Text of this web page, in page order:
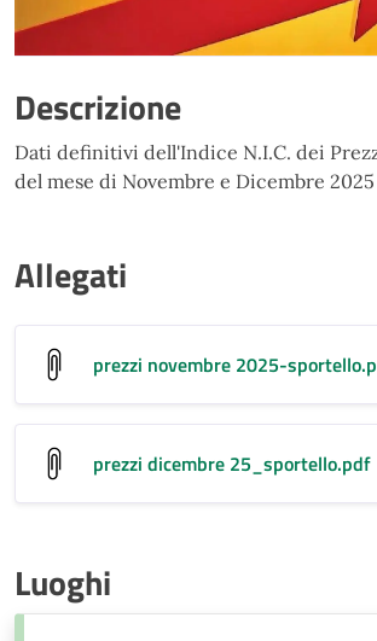
Descrizione
Dati definitivi dell'Indice N.I.C. dei
del mese di Novembre e Dicembre 2025
Allegati
prezzi novembre 2025-sportello
prezzi dicembre 25_sportello.pdf
Luoghi